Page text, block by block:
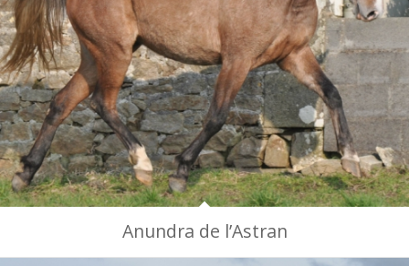
Anundra de l’Astran